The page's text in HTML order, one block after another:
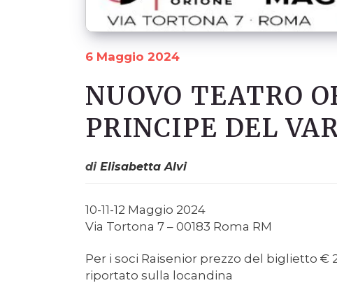
6 Maggio 2024
NUOVO TEATRO
PRINCIPE DEL
diElisabetta Alvi
10-11-12 Maggio 2024
Via Tortona 7 – 00183 Roma RM
Per i soci Raisenior prezzo del biglietto
riportato sulla locandina